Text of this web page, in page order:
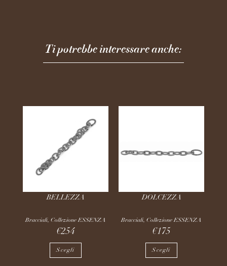
Ti potrebbe interessare anche:
BELLEZZA
Bracciali, Collezione ESSENZA
€254
Scegli
DOLCEZZA
Bracciali, Collezione ESSENZA
€175
Scegli